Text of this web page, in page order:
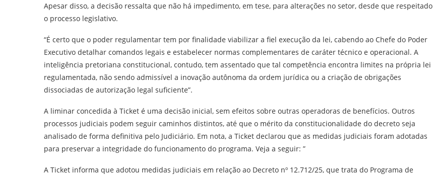
Apesar disso, a decisão ressalta que não há impedimento, em tese, para alterações no setor, desde que respeitado
o processo legislativo.
“É certo que o poder regulamentar tem por finalidade viabilizar a fiel execução da lei, cabendo ao Chefe do Poder
Executivo detalhar comandos legais e estabelecer normas complementares de caráter técnico e operacional. A
inteligência pretoriana constitucional, contudo, tem assentado que tal competência encontra limites na própria lei
regulamentada, não sendo admissível a inovação autônoma da ordem jurídica ou a criação de obrigações
dissociadas de autorização legal suficiente”.
A liminar concedida à Ticket é uma decisão inicial, sem efeitos sobre outras operadoras de benefícios. Outros
processos judiciais podem seguir caminhos distintos, até que o mérito da constitucionalidade do decreto seja
analisado de forma definitiva pelo Judiciário. Em nota, a Ticket declarou que as medidas judiciais foram adotadas
para preservar a integridade do funcionamento do programa. Veja a seguir: ”
A Ticket informa que adotou medidas judiciais em relação ao Decreto nº 12.712/25, que trata do Programa de